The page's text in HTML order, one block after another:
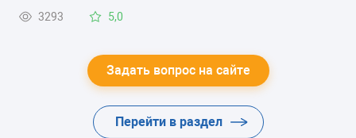
ХЛАДАГЕНТ
выключает.
3293 5,0
Задать вопрос на сайте
Перейти в раздел